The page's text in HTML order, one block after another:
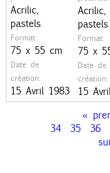
n
c
i
p
a
l
Acrilic,
pastels
Format:
75 x 55 cm
Date de
création:
15 Avril 1983
Acrilic,
pastels
Format:
75 x
Date de
création:
15
«
34
35 36